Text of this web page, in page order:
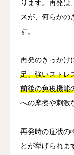
ります。再発は
スが、何らかの
す。
再発のきっかけ
足、強いストレ
前後の免疫機能
への摩擦や刺激
再発時の症状の
とが挙げられま